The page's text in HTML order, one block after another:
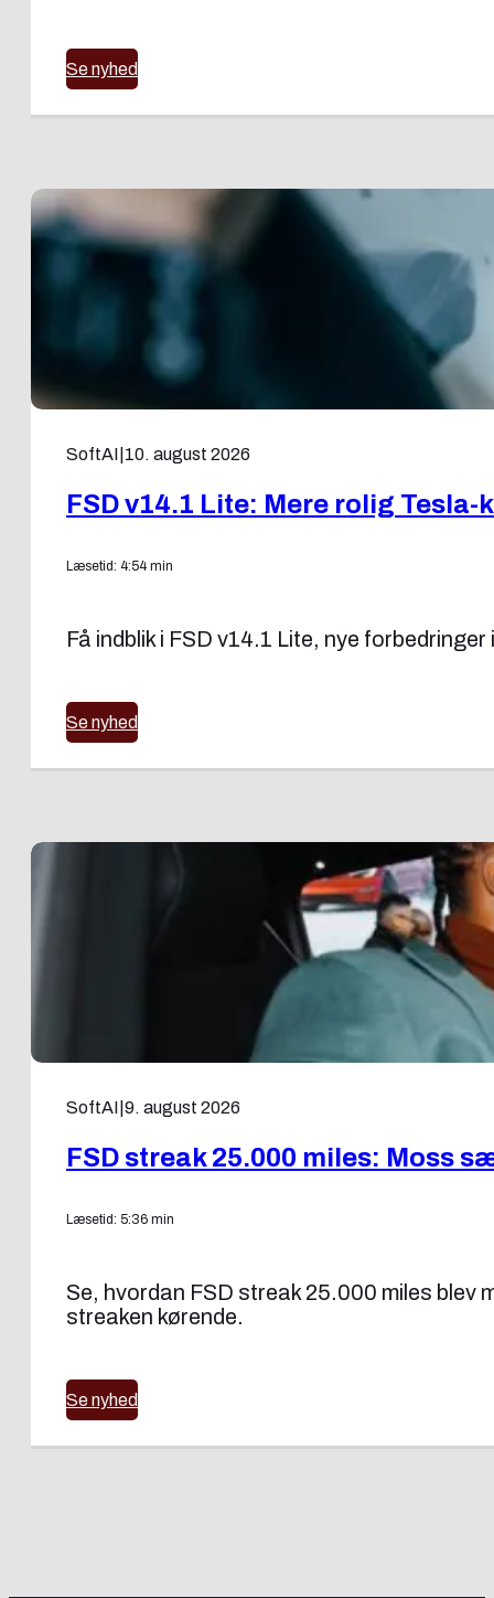
Se nyhed
SoftAI 10. august 2026
FSD v14.1 Lite: Mere rolig Tesla-
Læsetid: 4:54 min
Få indblik i FSD v14.1 Lite, nye
Se nyhed
SoftAI 9. august 2026
FSD streak 25.000 miles: Moss
Læsetid: 5:36 min
Se, hvordan FSD streak 25.000 miles blev
streaken kørende.
Se nyhed